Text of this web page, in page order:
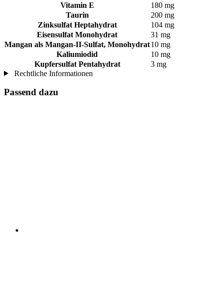
Vitamin E
180 mg
Taurin
200 mg
Zinksulfat Heptahydrat
104 mg
Eisensulfat Monohydrat
31 mg
Mangan als Mangan-II-Sulfat, Monohydrat10 mg
Kaliumiodid
10 mg
Kupfersulfat Pentahydrat
3 mg
Rechtliche Informationen
Passend dazu